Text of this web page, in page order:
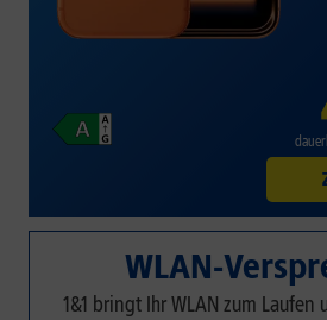
WLAN-
1&1 bringt Ihr WLAN zum Laufen